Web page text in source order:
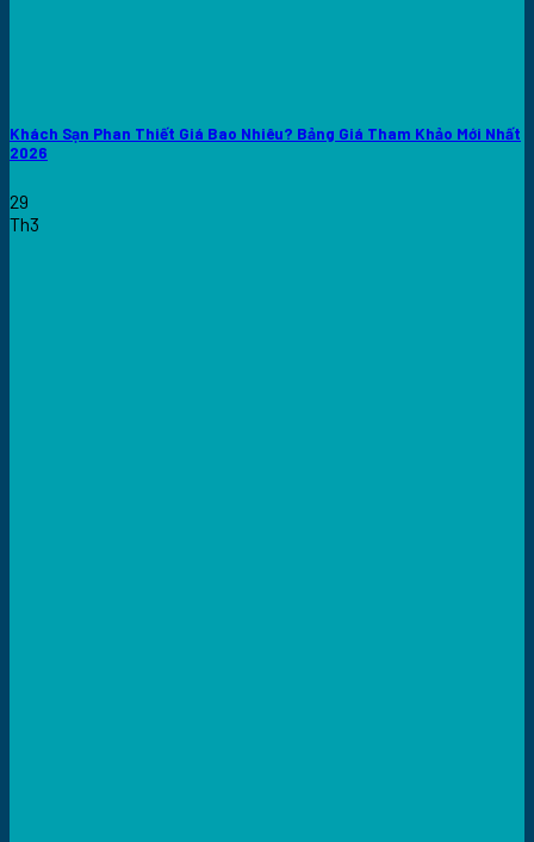
Khách Sạn Phan Thiết Giá Bao Nhiêu? Bảng Giá Tham Khảo Mới Nhất
2026
29
Th3